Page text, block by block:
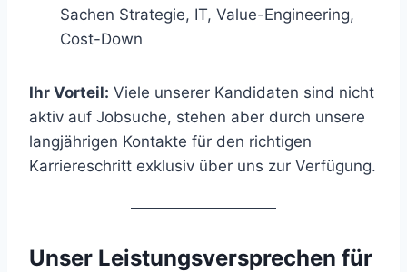
Sachen Strategie, IT, Value-Engineering,
Cost-Down
Ihr Vorteil: Viele unserer Kandidaten sind nicht
aktiv auf Jobsuche, stehen aber durch unsere
langjährigen Kontakte für den richtigen
Karriereschritt exklusiv über uns zur Verfügung.
Unser Leistungsversprechen für